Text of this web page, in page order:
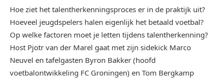
Hoe ziet het talentherkenningsproces er in de praktijk uit?
Hoeveel jeugdspelers halen eigenlijk het betaald voetbal?
Op welke factoren moet je letten tijdens talentherkenning?
Host Pjotr van der Marel gaat met zijn sidekick Marco
Neuvel en tafelgasten Byron Bakker (hoofd
voetbalontwikkeling FC Groningen) en Tom Bergkamp